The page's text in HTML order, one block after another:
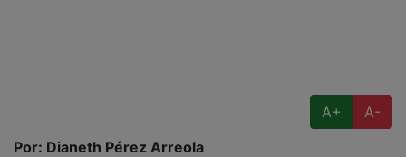
A+
A-
Por: Dianeth Pérez Arreola